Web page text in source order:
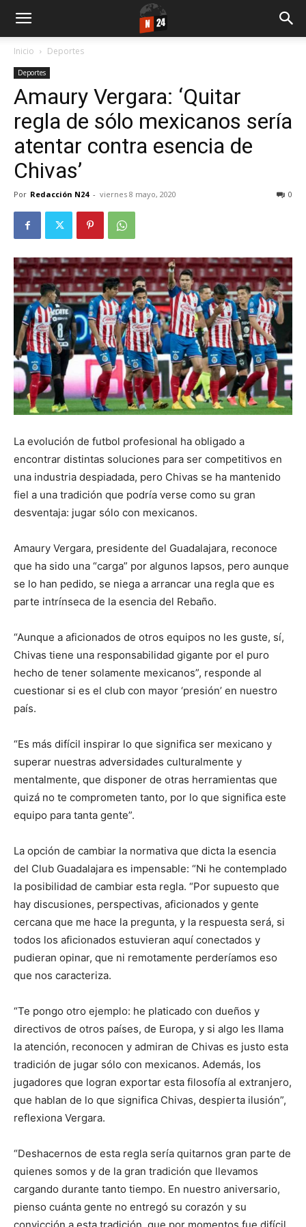
Inicio Deportes
Deportes
Amaury Vergara: ‘Quitar
regla de sólo mexicanos sería
atentar contra esencia de
Chivas’
Por Redacción N24 - viernes 8 mayo, 2020 0
La evolución de futbol profesional ha obligado a
encontrar distintas soluciones para ser competitivos en
una industria despiadada, pero Chivas se ha mantenido
fiel a una tradición que podría verse como su gran
desventaja: jugar sólo con mexicanos.
Amaury Vergara, presidente del Guadalajara, reconoce
que ha sido una “carga” por algunos lapsos, pero aunque
se lo han pedido, se niega a arrancar una regla que es
parte intrínseca de la esencia del Rebaño.
“Aunque a aficionados de otros equipos no les guste, sí,
Chivas tiene una responsabilidad gigante por el puro
hecho de tener solamente mexicanos”, responde al
cuestionar si es el club con mayor ‘presión’ en nuestro
país.
“Es más difícil inspirar lo que significa ser mexicano y
superar nuestras adversidades culturalmente y
mentalmente, que disponer de otras herramientas que
quizá no te comprometen tanto, por lo que significa este
equipo para tanta gente”.
La opción de cambiar la normativa que dicta la esencia
del Club Guadalajara es impensable: “Ni he contemplado
la posibilidad de cambiar esta regla. “Por supuesto que
hay discusiones, perspectivas, aficionados y gente
cercana que me hace la pregunta, y la respuesta será, si
todos los aficionados estuvieran aquí conectados y
pudieran opinar, que ni remotamente perderíamos eso
que nos caracteriza.
“Te pongo otro ejemplo: he platicado con dueños y
directivos de otros países, de Europa, y si algo les llama
la atención, reconocen y admiran de Chivas es justo esta
tradición de jugar sólo con mexicanos. Además, los
jugadores que logran exportar esta filosofía al extranjero,
que hablan de lo que significa Chivas, despierta ilusión”,
reflexiona Vergara.
“Deshacernos de esta regla sería quitarnos gran parte de
quienes somos y de la gran tradición que llevamos
cargando durante tanto tiempo. En nuestro aniversario,
pienso cuánta gente no entregó su corazón y su